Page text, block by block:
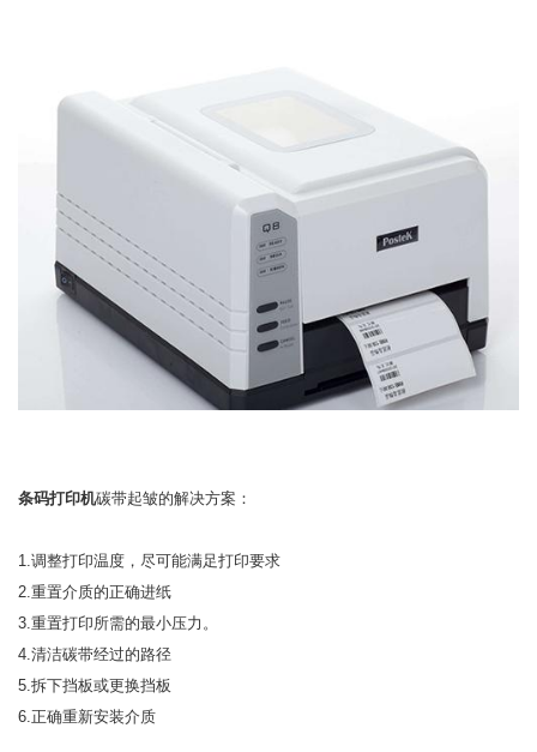
条码打印机碳带起皱的解决方案：
1.调整打印温度，尽可能满足打印要求
2.重置介质的正确进纸
3.重置打印所需的最小压力。
4.清洁碳带经过的路径
5.拆下挡板或更换挡板
6.正确重新安装介质